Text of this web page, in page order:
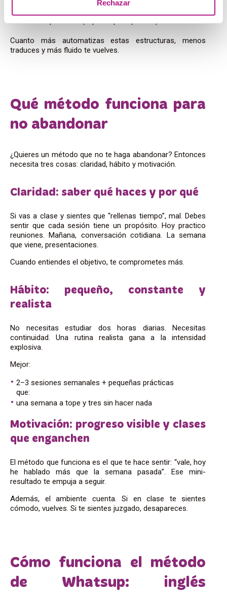
Rechazar
Cuanto más automatizas estas estructuras, menos
traduces y más fluido te vuelves.
Qué método funciona para
no abandonar
¿Quieres un método que no te haga abandonar? Entonces
necesita tres cosas: claridad, hábito y motivación.
Claridad: saber qué haces y por qué
Si vas a clase y sientes que “rellenas tiempo”, mal. Debes
sentir que cada sesión tiene un propósito. Hoy practico
reuniones. Mañana, conversación cotidiana. La semana
que viene, presentaciones.
Cuando entiendes el objetivo, te comprometes más.
Hábito: pequeño, constante y
realista
No necesitas estudiar dos horas diarias. Necesitas
continuidad. Una rutina realista gana a la intensidad
explosiva.
Mejor:
2–3 sesiones semanales + pequeñas prácticas
que:
una semana a tope y tres sin hacer nada
Motivación: progreso visible y clases
que enganchen
El método que funciona es el que te hace sentir: “vale, hoy
he hablado más que la semana pasada”. Ese mini-
resultado te empuja a seguir.
Además, el ambiente cuenta. Si en clase te sientes
cómodo, vuelves. Si te sientes juzgado, desapareces.
Cómo funciona el método
de Whatsup: inglés